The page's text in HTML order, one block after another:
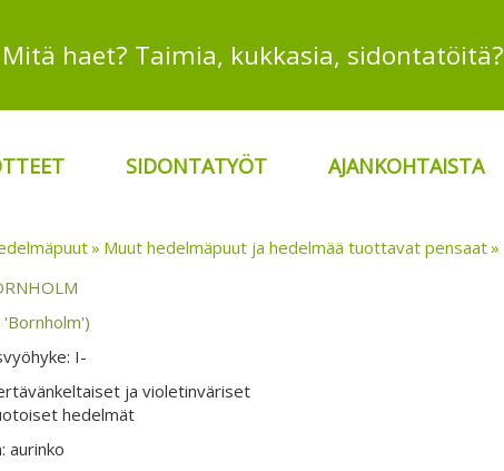
SIDONTATYÖT AJANKOHTAISTA
Muut hedelmäpuut ja hedelmää tuottavat pensaat
'Bornholm')
I-
ja violetinväriset
hedelmät
aurinko